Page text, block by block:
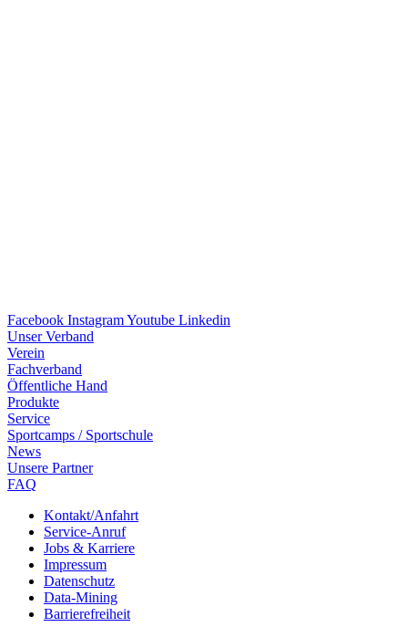
Facebook InstagramYoutube Linkedin
Unser Verband
Verein
Fach­ver­band
Öffent­li­che Hand
Produkte
Service
Sport­camps / Sportschule
News
Unsere Part­ner
FAQ
Kontakt/​​Anfahrt
Service-Anruf
Jobs & Karriere
Impres­sum
Daten­schutz
Data-Mining
Barrie­re­frei­heit